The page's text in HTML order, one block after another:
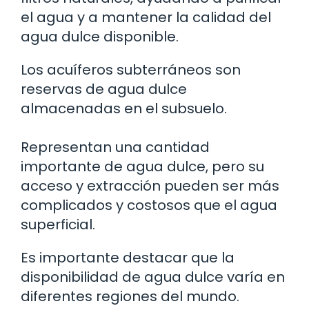
el agua y a mantener la calidad del
agua dulce disponible.
Los acuíferos subterráneos son
reservas de agua dulce
almacenadas en el subsuelo.
Representan una cantidad
importante de agua dulce, pero su
acceso y extracción pueden ser más
complicados y costosos que el agua
superficial.
Es importante destacar que la
disponibilidad de agua dulce varía en
diferentes regiones del mundo.